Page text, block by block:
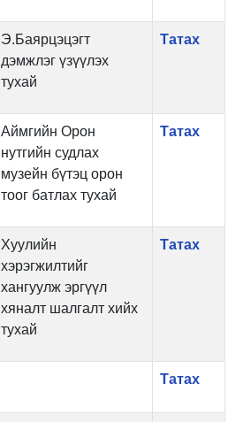
Э.Баярцэцэгт
дэмжлэг үзүүлэх
тухай
Татах
Аймгийн Орон
нутгийн судлах
музейн бүтэц орон
тоог батлах тухай
Татах
Хуулийн
хэрэгжилтийг
хангуулж эргүүл
хяналт шалгалт хийх
тухай
Татах
Татах